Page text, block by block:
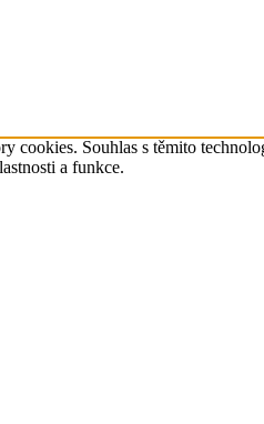
Souhlas s těmito
a funkce.